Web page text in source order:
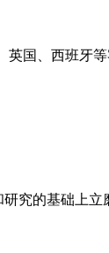
国、西班牙
究的基础上